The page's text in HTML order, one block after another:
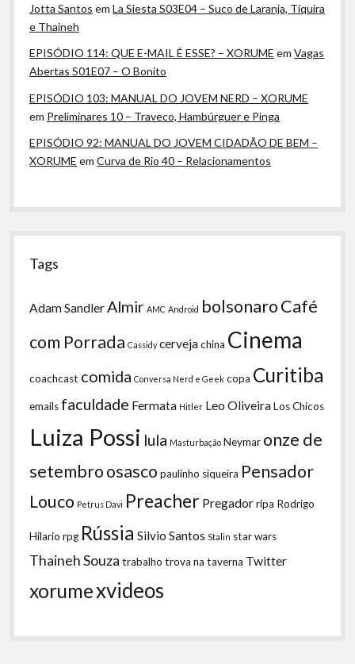
Jotta Santos emLa Siesta S03E04 – Suco de Laranja, Tiquira
e Thaineh
EPISÓDIO 114: QUE E-MAIL É ESSE? – XORUME emVagas
Abertas S01E07 – O Bonito
EPISÓDIO 103: MANUAL DO JOVEM NERD – XORUME
em Preliminares 10 – Traveco, Hambúrguer e Pinga
EPISÓDIO 92: MANUAL DO JOVEM CIDADÃO DE BEM –
XORUME emCurva de Rio 40 – Relacionamentos
Tags
Adam Sandler Almir AMC Android bolsonaroCafé
com Porrada Cassidy cervejachina Cinema
coachcast comida Conversa Nerd e Geek copa Curitiba
emails faculdade Fermata Hitler Leo OliveiraLos Chicos
Luiza Possi lula Masturbação Neymar onze de
setembroosasco paulinho siqueira Pensador
Louco Petrus Davi Preacher Pregadorripa Rodrigo
Hilario rpg Rússia Silvio Santos Stalin star wars
Thaineh Souza trabalho trova na taverna Twitter
xorumexvideos